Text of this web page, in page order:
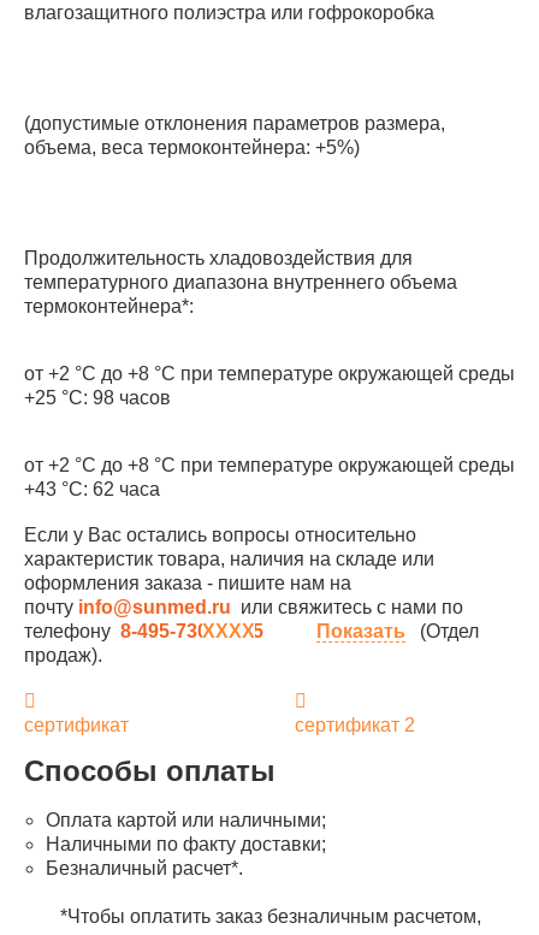
влагозащитного полиэстра или гофрокоробка
(допустимые отклонения параметров размера,
объема, веса термоконтейнера: +5%)
Продолжительность хладовоздействия для
температурного диапазона внутреннего объема
термоконтейнера*:
от +2 °С до +8 °С при температуре окружающей среды
+25 °С: 98 часов
от +2 °С до +8 °С при температуре окружающей среды
+43 °С: 62 часа
Если у Вас остались вопросы относительно
характеристик товара, наличия на складе или
оформления заказа - пишите нам на
почту info@sunmed.ru или свяжитесь с нами по
телефону 8-495-730-90-25 Показать (Отдел
продаж).
сертификат сертификат 2
Способы оплаты
Оплата картой или наличными;
Наличными по факту доставки;
Безналичный расчет*.
*Чтобы оплатить заказ безналичным расчетом,